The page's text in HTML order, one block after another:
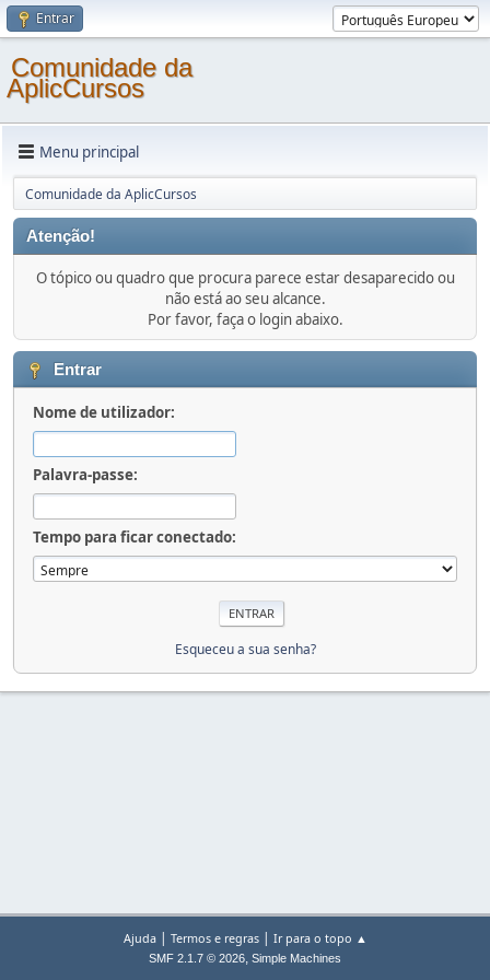
Entrar
Comunidade da
AplicCursos
Menu principal
Comunidade da AplicCursos
Atenção!
O tópico ou quadro que procura parece estar desaparecido ou
não está ao seu alcance.
Por favor, faça o login abaixo.
Entrar
Nome de utilizador:
Palavra-passe:
Tempo para ficar conectado:
Esqueceu a sua senha?
Ajuda| Termos e regras| Ir para o topo ▲
SMF 2.1.7 © 2026, Simple Machines